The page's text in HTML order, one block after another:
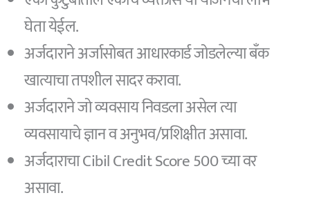
घेता येईल.
अर्जदाराने अर्जासोबत आधारकार्ड जोडलेल्या बँक
खात्याचा तपशील सादर करावा.
अर्जदाराने जो व्यवसाय निवडला असेल त्या
व्यवसायाचे ज्ञान व अनुभव/प्रशिक्षीत असावा.
अर्जदाराचा Cibil Credit Score 500 च्या वर
असावा.